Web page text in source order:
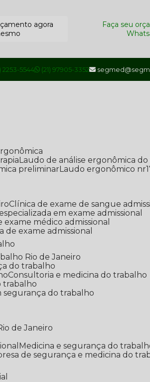
agora
Faça seu
2253-5544 (21) 97905-3352
Laudo de análise ergonômica
preliminar Laudo ergonômico
Clínica de exame de sangue
especializada em exame admissional
exame médico admissional
de exame admissional
Rio de Janeiro
do trabalho
Consultoria e medicina do trabalho
trabalho
segurança do trabalho
de Janeiro
Medicina e segurança do
de segurança e medicina do